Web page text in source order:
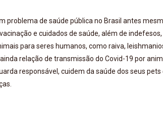
problema de saúde pública no Brasil antes
e cuidados de saúde, além de
para seres humanos, como raiva,
relação de transmissão do Covid-19 por
responsável, cuidem da saúde dos seus